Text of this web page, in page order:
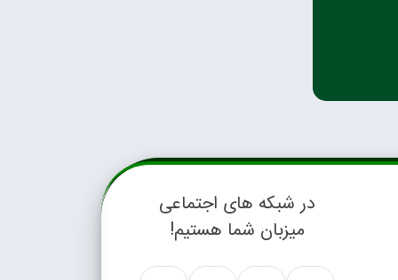
در شبکه های اجتماعی
میزبان شما هستیم!